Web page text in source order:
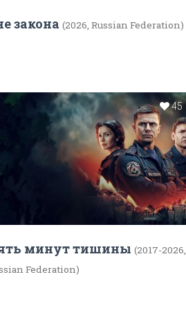
закона (2026, Russian Federation)
45
минут тишины (2017-2026,
Federation)